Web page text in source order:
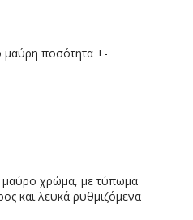
μαύρη ποσότητα +-
μαύρο χρώμα, με τύπωμα
και λευκά ρυθμιζόμενα